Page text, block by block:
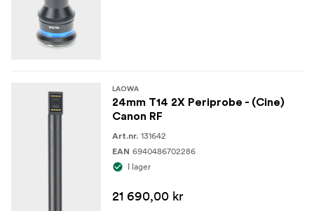
LAOWA
24mm T14 2X Periprobe - (Cine)
Canon RF
Art.nr. 131642
EAN 6940486702286
I lager
21 690,00 kr